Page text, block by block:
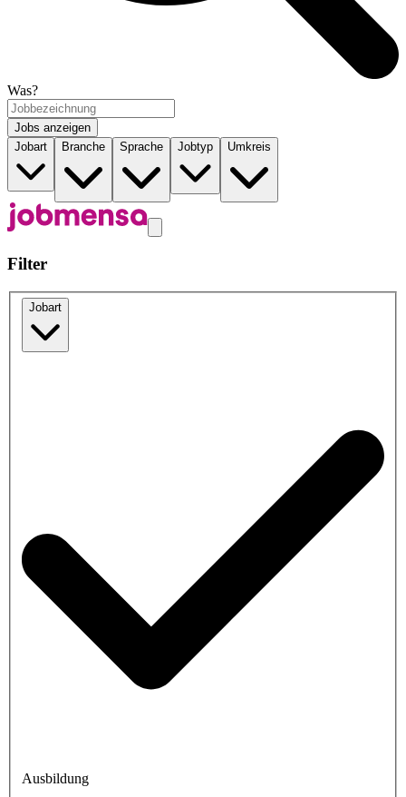
Was?
Jobs anzeigen
Jobart
Branche Sprache Jobtyp Umkreis
Filter
Jobart
Ausbildung